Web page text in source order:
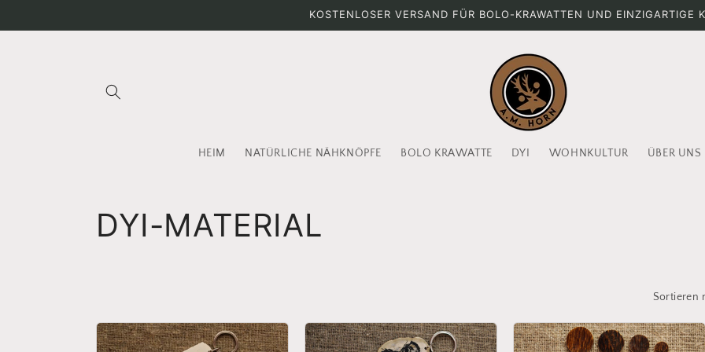
Inhalt
KOSTENLOSER VERSAND FÜR BOLO-KRAWATTEN UND EINZIGARTIGE
HEIM NATÜRLICHE NÄHKNÖPFE BOLO KRAWATTE DYI WOHNKULTUR ÜBER UNS
K
DYI-MATERIAL
Sortieren